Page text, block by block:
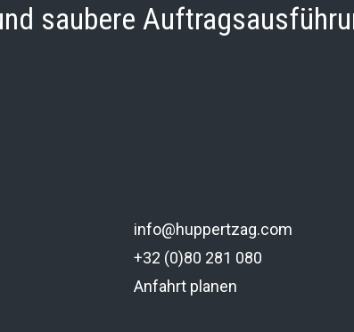
saubere
info@huppertzag.com
+32 (0)80 281 080
Anfahrt planen